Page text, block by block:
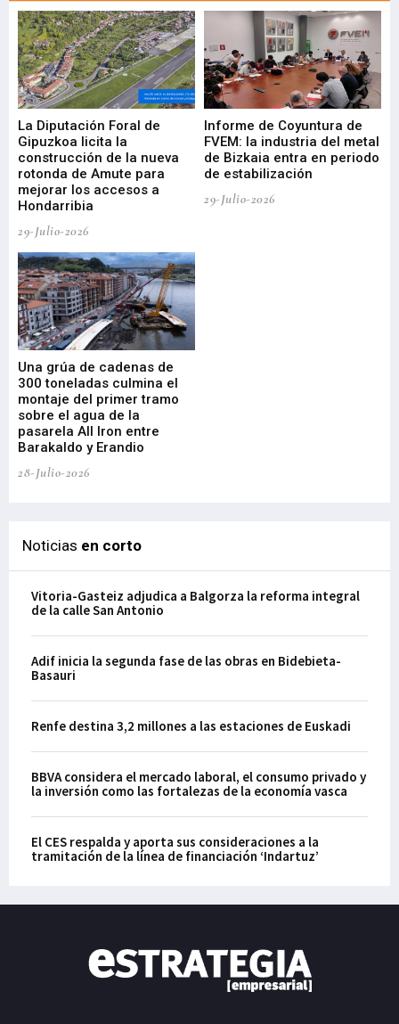
La Diputación Foral de
Gipuzkoa licita la
construcción de la nueva
rotonda de Amute para
mejorar los accesos a
Hondarribia
29-Julio-2026
Informe de Coyuntura de
FVEM: la industria del metal
de Bizkaia entra en periodo
de estabilización
29-Julio-2026
Una grúa de cadenas de
300 toneladas culmina el
montaje del primer tramo
sobre el agua de la
pasarela All Iron entre
Barakaldo y Erandio
28-Julio-2026
Noticias en corto
Vitoria-Gasteiz adjudica a Balgorza la reforma integral
de la calle San Antonio
Adif inicia la segunda fase de las obras en Bidebieta-
Basauri
Renfe destina 3,2 millones a las estaciones de Euskadi
BBVA considera el mercado laboral, el consumo privado y
la inversión como las fortalezas de la economía vasca
El CES respalda y aporta sus consideraciones a la
tramitación de la línea de financiación ‘Indartuz’